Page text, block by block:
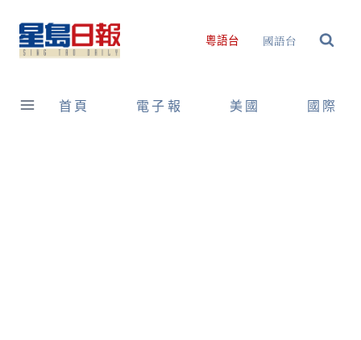
content
粵語台 國語台
首頁 電子報 美國 國際